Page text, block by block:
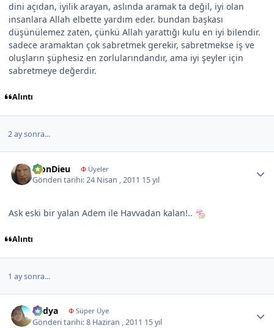
dini açıdan, iyilik arayan, aslında aramak ta değil, iyi olan
insanlara Allah elbette yardım eder. bundan başkası
düşünülemez zaten, çünkü Allah yarattığı kulu en iyi bilendir.
sadece aramaktan çok sabretmek gerekir, sabretmekse iş ve
oluşların şüphesiz en zorlularındandır, ama iyi şeyler için
sabretmeye değerdir.
Alıntı
2 ay sonra...
MonDieu ΦÜyeler
Gönderi tarihi:24 Nisan , 2011 15 yıl
Ask eski bir yalan Adem ile Havvadan kalan!..
Alıntı
1 ay sonra...
Radya ΦSüper Üye
Gönderi tarihi:8 Haziran , 2011 15 yıl